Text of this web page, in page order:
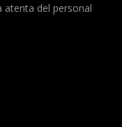
atenta del personal